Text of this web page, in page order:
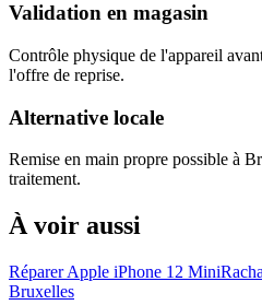
Validation en magasin
Contrôle physique de l'appareil
l'offre de reprise.
Alternative locale
Remise en main propre possible à
traitement.
À voir aussi
Réparer Apple iPhone 12 Mini
Bruxelles